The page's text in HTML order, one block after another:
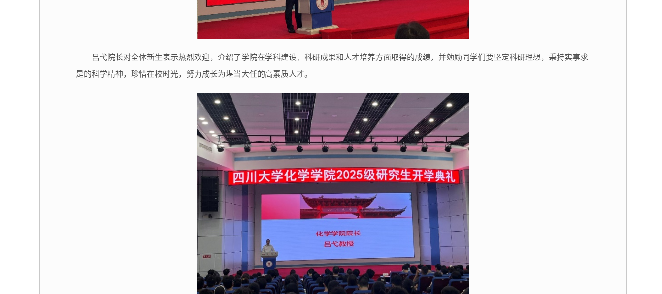
吕弋院长对全体新生表示热烈欢迎，介绍了学院在学科建设、科研成果和人才培养方面取得的成绩，并勉励同学们要坚定科研理想，秉持实事求
是的科学精神，珍惜在校时光，努力成长为堪当大任的高素质人才。